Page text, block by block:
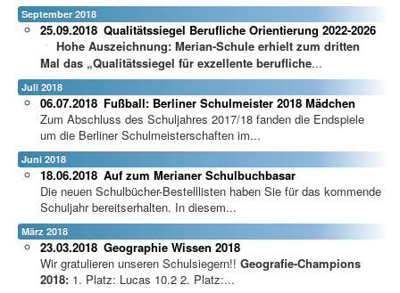
September 2018
Qualitätssiegel Berufliche Orientierung 2022-2026
25.09.2018
Hohe Auszeichnung: Merian-Schule erhielt zum dritten
Mal das „Qualitätssiegel für exzellente berufliche...
Juli 2018
Fußball: Berliner Schulmeister 2018 Mädchen
06.07.2018
Zum Abschluss des Schuljahres 2017/18 fanden die Endspiele
um die Berliner Schulmeisterschaften im...
Juni 2018
Auf zum Merianer Schulbuchbasar
18.06.2018
Die neuen Schulbücher-Bestelllisten haben Sie für das kommende
Schuljahr bereitserhalten. In diesem...
März 2018
Geographie Wissen 2018
23.03.2018
Wir gratulieren unseren Schulsiegern!! Geografie-Champions
2018: 1. Platz: Lucas 10.2 2. Platz:...